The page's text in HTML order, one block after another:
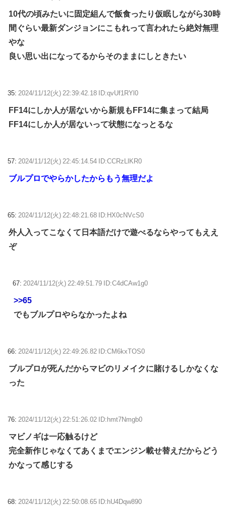
10代の頃みたいに固定組んで飯食ったり仮眠しながら30時
間ぐらい最新ダンジョンにこもれって言われたら絶対無理
やな
良い思い出になってるからそのままにしときたい
35: 2024/11/12(火) 22:39:42.18 ID:qvUf1RYl0
FF14にしか人が居ないから新規もFF14に集まって結局
FF14にしか人が居ないって状態になっとるな
57: 2024/11/12(火) 22:45:14.54 ID:CCRzLlKR0
ブルプロでやらかしたからもう無理だよ
65: 2024/11/12(火) 22:48:21.68 ID:HX0cNVcS0
外人入ってこなくて日本語だけで遊べるならやってもええ
ぞ
67: 2024/11/12(火) 22:49:51.79 ID:C4dCAw1g0
>>65
でもブルプロやらなかったよね
66: 2024/11/12(火) 22:49:26.82 ID:CM6kxTOS0
ブルプロが死んだからマビのリメイクに賭けるしかなくな
った
76: 2024/11/12(火) 22:51:26.02 ID:hmt7Nmgb0
マビノギは一応触るけど
完全新作じゃなくてあくまでエンジン載せ替えだからどう
かなって感じする
68: 2024/11/12(火) 22:50:08.65 ID:hU4Dqw890